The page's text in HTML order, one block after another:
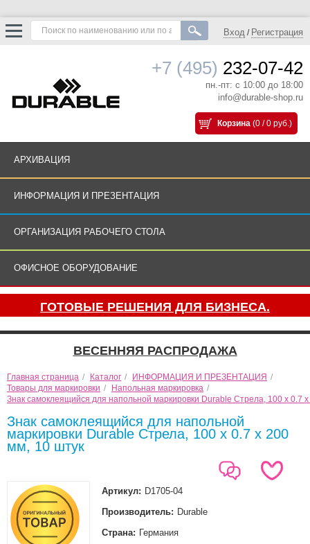
Вход / Регистрация
+7 (495) 232-07-42
пн.-пт: с 10:00 до 18:00
info@durable-shop.ru
Корзина (0 / 0 руб.)
АРХИВАЦИЯ
ИНФОРМАЦИЯ И ПРЕЗЕНТАЦИЯ
ОРГАНИЗАЦИЯ РАБОЧЕГО СТОЛА
ОФИСНОЕ ОБОРУДОВАНИЕ
ГОТОВЫЕ РЕШЕНИЯ ДЛЯ БИЗНЕСА.
ВЕСЕННЯЯ РАСПРОДАЖА
Главная страница / Каталог / ИНФОРМАЦИЯ И ПРЕЗЕНТАЦИЯ /
Товары для маркировки / Напольная маркировка /
Знак самоклеящийся для напольной маркировки Durable Стрела, 100 х 0.7
Знак самоклеящийся для напольной
маркировки Durable Стрела, 100 х 0.7 х 200
мм, 10 штук
Артикул: D1705-04
Производитель: Durable
Страна: Германия